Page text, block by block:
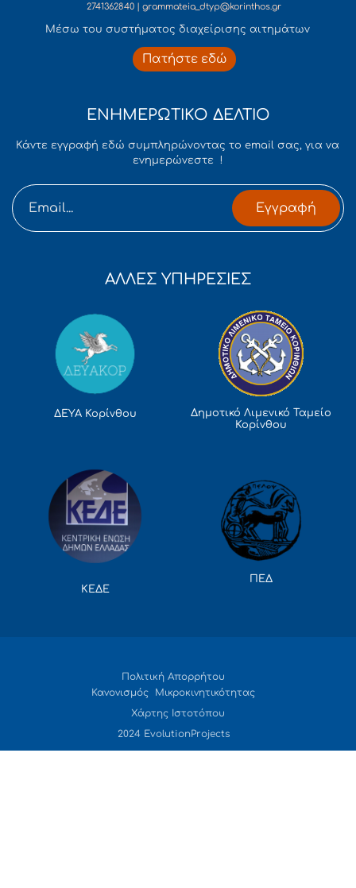
2741362840 | grammateia_dtyp@korinthos.gr
Mέσω του συστήματος διαχείρισης αιτημάτων
Πατήστε εδώ
ΕΝΗΜΕΡΩΤΙΚΟ ΔΕΛΤΙΟ
Κάντε εγγραφή εδώ συμπληρώνοντας το email σας, για να
ενημερώνεστε !
Εγγραφή
ΑΛΛΕΣ ΥΠΗΡΕΣΙΕΣ
ΔΕΥΑ Κορίνθου
Δημοτικό Λιμενικό Ταμείο
Κορίνθου
ΚΕΔΕ
ΠΕΔ
Πολιτική Απορρήτου
Κανονισμός Μικροκινητικότητας
Χάρτης Ιστοτόπου
2024 EvolutionProjects